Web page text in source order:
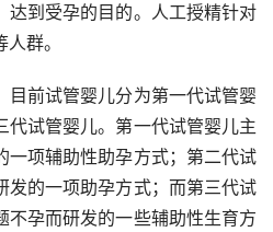
达到受孕的目的。人工授精针对
群。
目前试管婴儿分为第一代试管婴
代试管婴儿。第一代试管婴儿主
一项辅助性助孕方式；第二代试
发的一项助孕方式；而第三代试
不孕而研发的一些辅助性生育方